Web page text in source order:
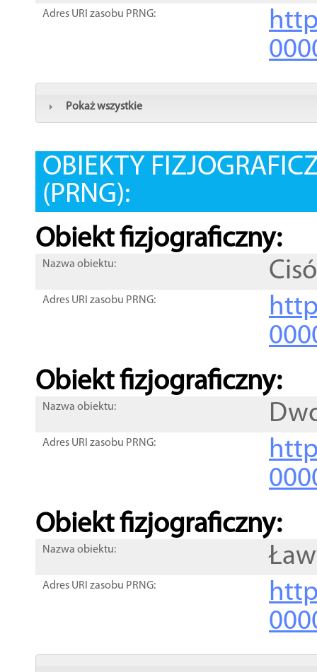
Adres URI zasobu PRNG:
Pokaż wszystkie
OBIEKTY
(PRNG):
Obiekt fizjograficzny:
Nazwa obiektu:
Adres URI zasobu PRNG:
Obiekt fizjograficzny:
Nazwa obiektu:
Adres URI zasobu PRNG:
Obiekt fizjograficzny:
Nazwa obiektu:
Adres URI zasobu PRNG: